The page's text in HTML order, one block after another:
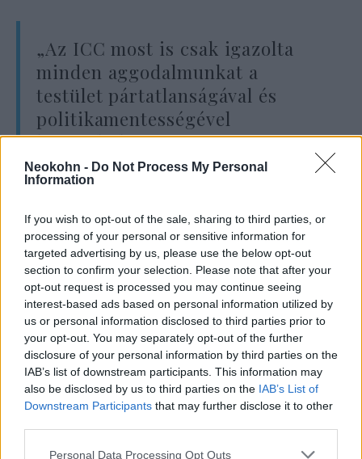
Neokohn - Do Not Process My Personal
Information
If you wish to opt-out of the sale, sharing to third parties, or
processing of your personal or sensitive information for
targeted advertising by us, please use the below opt-out
section to confirm your selection. Please note that after your
opt-out request is processed you may continue seeing
interest-based ads based on personal information utilized by
us or personal information disclosed to third parties prior to
your opt-out. You may separately opt-out of the further
disclosure of your personal information by third parties on the
IAB’s list of downstream participants. This information may
also be disclosed by us to third parties on the IAB’s List of
Downstream Participants that may further disclose it to other
Please note that this website/app uses one or more Google
Personal Data Processing Opt Outs
„Az ICC most is csak igazolta
minden aggodalmunkat a
testület pártatlanságával és
politikamentességével
kapcsolatban.
Ez a kicsinyes, erőtlen lépés
egyetlen dologban erősít meg
minket: helyes döntés volt a
kilépés. A Nemzetközi
Büntetőbíróság végérvényesen
eltért az eredeti céljától és
politikai szervezetté vált.”
A magyar külügyminiszter szerint a
nemzetközi szervezetek feladata nem
politikai ideológiák érvényesítése, hanem az
érdemi párbeszéd lehetőségének biztosítása: